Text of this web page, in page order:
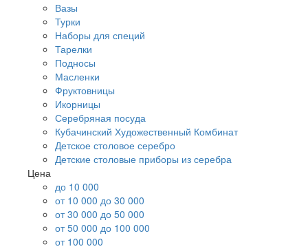
Вазы
Турки
Наборы для специй
Тарелки
Подносы
Масленки
Фруктовницы
Икорницы
Серебряная посуда
Кубачинский Художественный Комбинат
Детское столовое серебро
Детские столовые приборы из серебра
Цена
до 10 000
от 10 000 до 30 000
от 30 000 до 50 000
от 50 000 до 100 000
от 100 000